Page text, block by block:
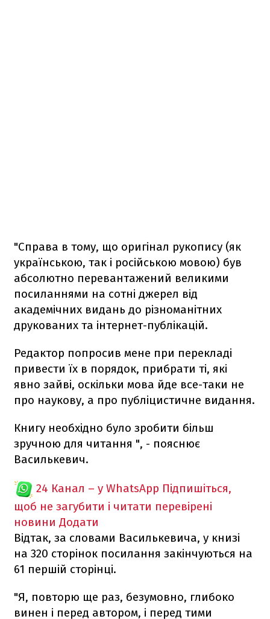
"Справа в тому, що оригінал рукопису (як
українською, так і російською мовою) був
абсолютно перевантажений великими
посиланнями на сотні джерел від
академічних видань до різноманітних
друкованих та інтернет-публікацій.
Редактор попросив мене при перекладі
привести їх в порядок, прибрати ті, які
явно зайві, оскільки мова йде все-таки не
про наукову, а про публіцистичне видання.
Книгу необхідно було зробити більш
зручною для читання ", - пояснює
Василькевич.
24 Канал – у WhatsApp Підпишіться,
щоб не загубити і читати перевірені
новини Додати
Відтак, за словами Василькевича, у книзі
на 320 сторінок посилання закінчуються на
61 першій сторінці.
"Я, повторю ще раз, безумовно, глибоко
винен і перед автором, і перед тими